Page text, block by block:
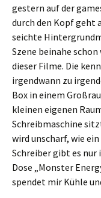
gestern auf der
durch den Kopf geht
seichte
Szene beinahe
dieser Filme. Die
irgendwann zu
Box in einem
kleinen eigenen
Schreibmaschine
wird unscharf, wie
Schreiber gibt es nur
Dose „Monster
spendet mir Kühle